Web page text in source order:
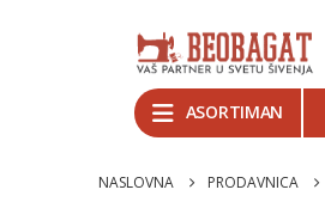
ASORTIMAN
NASLOVNA PRODAVNICA